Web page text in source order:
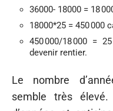
36000- 18000 = 18
18000*25 = 450 000
450 000/18 000 =
devenir rentier.
Le nombre
semble très